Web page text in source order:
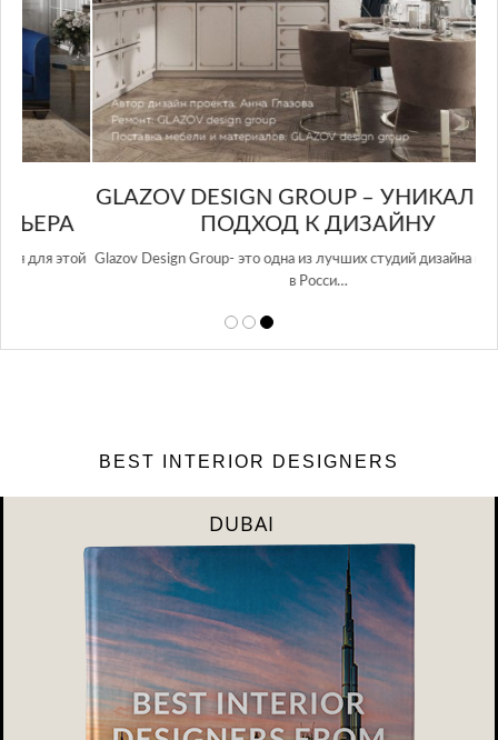
GLAZOV DESIGN GROUP – УНИКАЛЬНЫЙ
ПОДХОД К ДИЗАЙНУ
Glazov Design Group- это одна из лучших студий дизайна интерьера
BEST INTERIOR DESIGNERS
DUBAI